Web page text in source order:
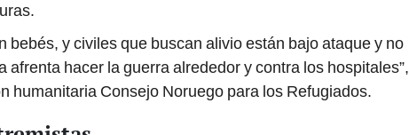
bebés, y civiles que buscan alivio están bajo ataque y no
afrenta hacer la guerra alrededor y contra los hospitales”,
humanitaria Consejo Noruego para los Refugiados.